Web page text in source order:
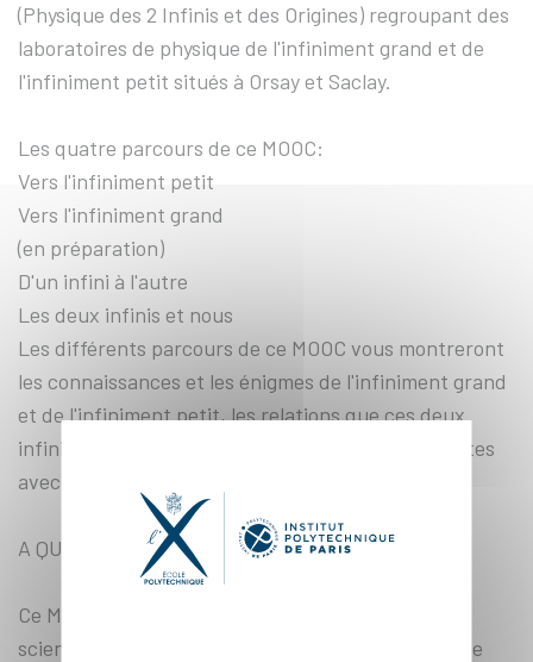
(Physique des 2 Infinis et des Origines) regroupant des
laboratoires de physique de l'infiniment grand et de
l'infiniment petit situés à Orsay et Saclay.
Les quatre parcours de ce MOOC:
Vers l'infiniment petit
Vers l'infiniment grand
(en préparation)
D'un infini à l'autre
Les deux infinis et nous
Les différents parcours de ce MOOC vous montreront
les connaissances et les énigmes de l'infiniment grand
et de l'infiniment petit, les relations que ces deux
infinis entretiennent, et les liens de ces découvertes
avec la société.
A QUI S'ADRESSE CE COURS :
Ce MOOC est destiné aux lycéens de terminale
scientifique et aux étudiants en première année de